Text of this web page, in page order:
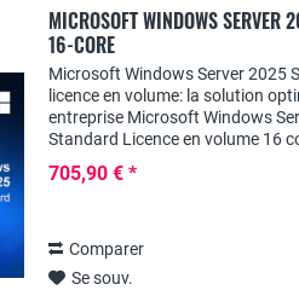
MICROSOFT WINDOWS SERVER
16-CORE
Microsoft Windows Server 2025
licence en volume: la solution
entreprise Microsoft Windows
Standard Licence en volume 16
d'une...
705,90 € *
Comparer
Se souv.